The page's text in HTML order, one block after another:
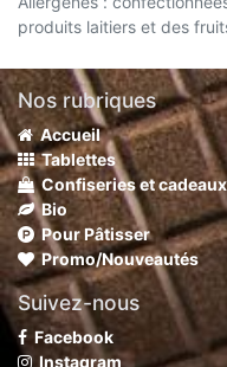
produits laitiers et des
Nos rubriques
Accueil
Tablettes
Confiseries et cadeaux
Bio
Pour Pâtisser
Promo/Nouveautés
Suivez-nous
Facebook
Instagram